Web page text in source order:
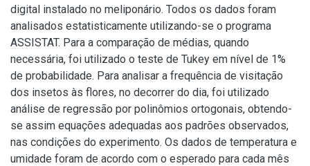
digital instalado no meliponário. Todos os dados foram
analisados estatisticamente utilizando-se o programa
ASSISTAT. Para a comparação de médias, quando
necessária, foi utilizado o teste de Tukey em nível de 1%
de probabilidade. Para analisar a frequência de visitação
dos insetos às flores, no decorrer do dia, foi utilizado
análise de regressão por polinômios ortogonais, obtendo-
se assim equações adequadas aos padrões observados,
nas condições do experimento. Os dados de temperatura e
umidade foram de acordo com o esperado para cada mês